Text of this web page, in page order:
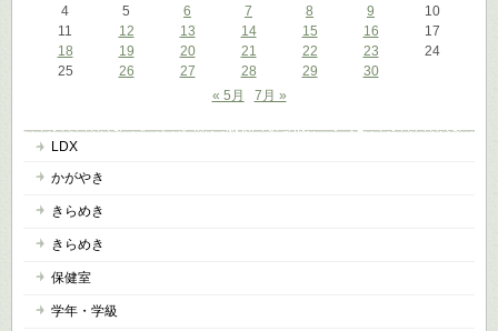
4
5 6 7 8 9
10
11
12 13 14 15 16
17
18
19 20 21 22 23
24
25
26 27 28 29
30
« 5月
7月 »
LDX
かがやき
きらめき
きらめき
保健室
学年・学級